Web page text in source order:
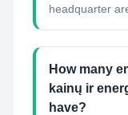
headquarter
How many
kainų ir
have?